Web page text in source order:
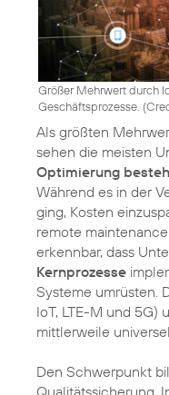
Größer Mehrwert durch
Geschäftsprozesse. (
Als größten
sehen die meisten
Optimierung
Während es in der
ging, Kosten
remote
erkennbar, dass
Kernprozesse
Systeme umrüsten.
IoT, LTE-M und 5G)
mittlerweile
Den Schwerpunkt